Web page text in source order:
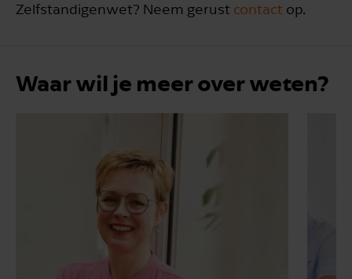
Zelfstandigenwet? Neem gerust contact op.
Waar wil je meer over weten?